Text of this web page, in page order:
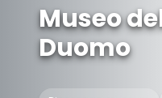
Museo
Duomo